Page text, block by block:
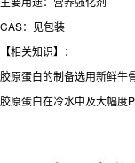
CAS：见包装
【相关知识】：
胶原蛋白的制备选用新鲜牛
胶原蛋白在冷水中及大幅度